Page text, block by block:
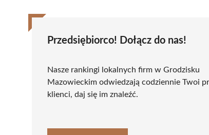
Przedsiębiorco! Dołącz do nas!
Nasze rankingi lokalnych firm w Grodzisku
Mazowieckim odwiedzają codziennie Twoi
klienci, daj się im znaleźć.